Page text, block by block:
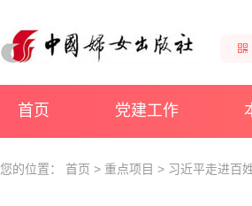
首页 党建工作
您的位置： 首页 > 重点项目 > 习近平走进百